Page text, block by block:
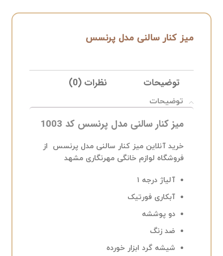
میز کنار سالنی مدل پرنسس
توضیحات نظرات (0)
توضیحات
میز کنار سالنی مدل پرنسس کد 1003
خرید آنلاین میز کنار سالنی مدل پرنسس از
فروشگاه لوازم خانگی مهرنگاری مشهد
آلیاژ درجه ۱
آبکاری فورتیک
دو پوششه
ضد زنگ
شیشه گرد ابزار خورده